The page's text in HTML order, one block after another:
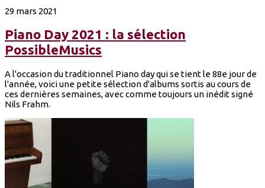
29 mars 2021
Piano Day 2021 : la sélection
PossibleMusics
A l'occasion du traditionnel Piano day qui se tient le 88e jour de
l'année, voici une petite sélection d'albums sortis au cours de
ces dernières semaines, avec comme toujours un inédit signé
Nils Frahm.